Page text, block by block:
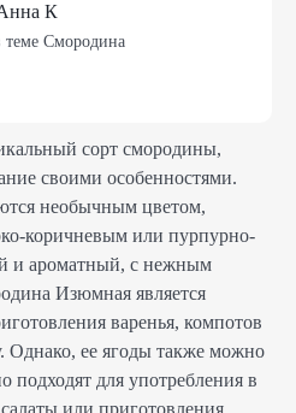
К
теме Смородина
сорт смородины,
своими особенностями.
необычным цветом,
коричневым или пурпурно-
и ароматный, с нежным
Изюмная является
варенья, компотов
Однако, ее ягоды также можно
подходят для употребления в
или приготовления